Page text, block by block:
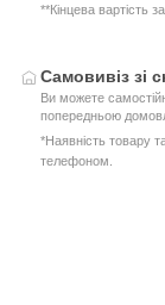
**Кінцева вартість
Самовивіз зі
Ви можете
попередньою
*Наявність товару
телефоном.